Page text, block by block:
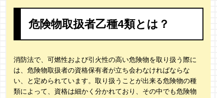
危険物取扱者乙種4類とは？
消防法で、可燃性および引火性の高い危険物を取り扱う際に
は、危険物取扱者の資格保有者が立ち会わなければならな
い、と定められています。取り扱うことが出来る危険物の種
類によって、資格は細かく分かれており、その中でも危険物